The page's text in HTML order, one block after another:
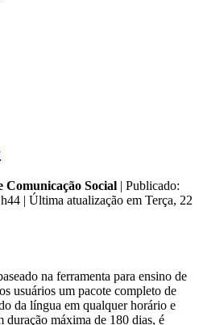
Comunicação Social | Publicado:
| Última atualização em Terça, 22
na ferramenta para ensino de
usuários um pacote completo de
da língua em qualquer horário e
duração máxima de 180 dias, é